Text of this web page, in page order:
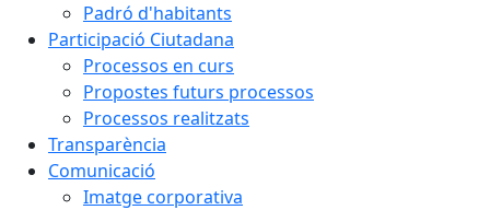
Padró d'habitants
Participació Ciutadana
Processos en curs
Propostes futurs processos
Processos realitzats
Transparència
Comunicació
Imatge corporativa